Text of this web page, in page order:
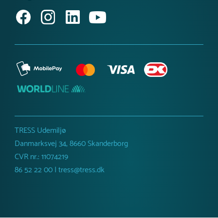
TRESS Udemiljø
Danmarksvej 34, 8660 Skanderborg
CVR nr.: 11074219
86 52 22 00 | tress@tress.dk